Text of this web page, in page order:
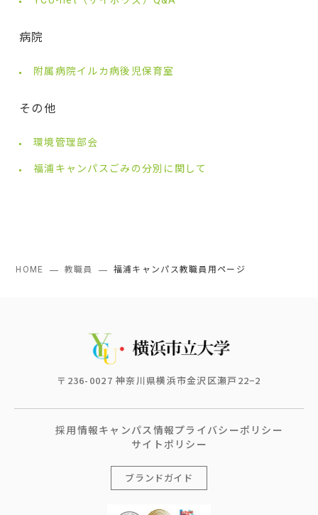
病院
附属病院イルカ病後児保育室
その他
環境管理部会
福浦キャンパスごみの分別に関して
HOME 教職員 福浦キャンパス教職員用ページ
〒236-0027 神奈川県横浜市金沢区瀬戸22−2
採用情報キャンパス情報プライバシーポリシー
サイトポリシー
ブランドガイド